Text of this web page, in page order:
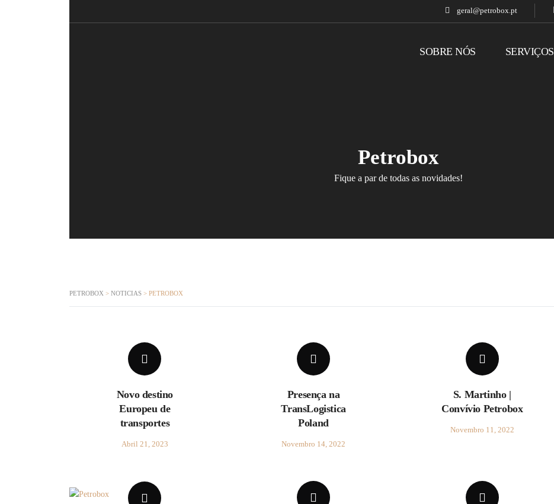
geral@petrobox.pt
SOBRE NÓS SERVIÇOS
Petrobox
Fique a par de todas as novidades!
PETROBOX > NOTICIAS > PETROBOX
Novo destino
Europeu de
transportes
Abril 21, 2023
Presença na
TransLogistica
Poland
Novembro 14, 2022
S. Martinho |
Convívio Petrobox
Novembro 11, 2022